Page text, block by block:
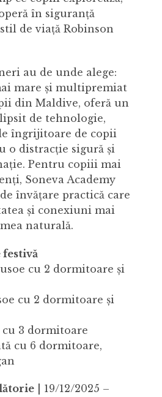
în siguranță
de viață Robinson
au de unde alege:
mare și multipremiat
din Maldive, oferă un
de tehnologie,
îngrijitoare de copii
o distracție sigură și
Pentru copiii mai
Soneva Academy
învățare practică care
și conexiuni mai
naturală.
cu 2 dormitoare și
cu 2 dormitoare și
3 dormitoare
cu 6 dormitoare,
| 19/12/2025 –